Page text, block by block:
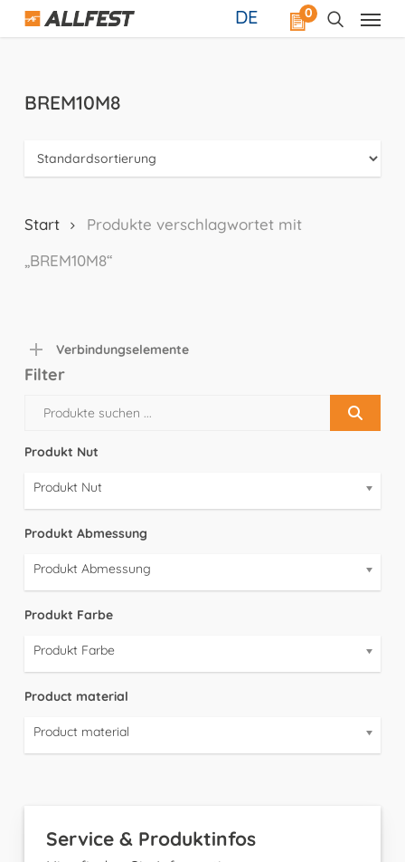
Skip
0
DE
BREM10M8
Start
Produkte verschlagwortet mit
„BREM10M8“
Verbindungselemente
Filter
Produkt Nut
Produkt Nut
Produkt Abmessung
Produkt Abmessung
Produkt Farbe
Produkt Farbe
Product material
Product material
Service & Produktinfos